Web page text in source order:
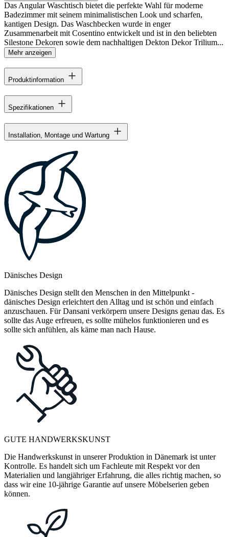
Das Angular Waschtisch bietet die perfekte Wahl für moderne
Badezimmer mit seinem minimalistischen Look und scharfen,
kantigen Design. Das Waschbecken wurde in enger
Zusammenarbeit mit Cosentino entwickelt und ist in den beliebten
Silestone Dekoren sowie dem nachhaltigen Dekton Dekor Trilium...
Mehr anzeigen
Produktinformation
Spezifikationen
Installation, Montage und Wartung
Dänisches Design
Dänisches Design stellt den Menschen in den Mittelpunkt -
dänisches Design erleichtert den Alltag und ist schön und einfach
anzuschauen. Für Dansani verkörpern unsere Designs genau das. Es
sollte das Auge erfreuen, es sollte mühelos funktionieren und es
sollte sich anfühlen, als käme man nach Hause.
GUTE HANDWERKSKUNST
Die Handwerkskunst in unserer Produktion in Dänemark ist unter
Kontrolle. Es handelt sich um Fachleute mit Respekt vor den
Materialien und langjähriger Erfahrung, die alles richtig machen, so
dass wir eine 10-jährige Garantie auf unsere Möbelserien geben
können.